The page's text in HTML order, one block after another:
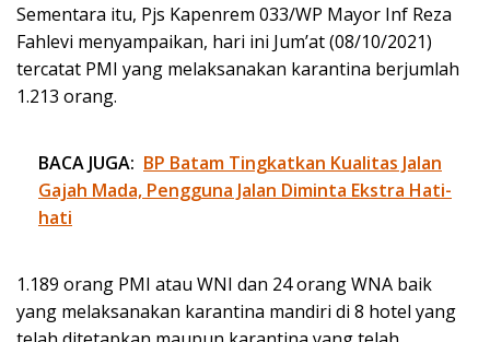
Sementara itu, Pjs Kapenrem 033/WP Mayor Inf Reza
Fahlevi menyampaikan, hari ini Jum’at (08/10/2021)
tercatat PMI yang melaksanakan karantina berjumlah
1.213 orang.
BACA JUGA: BP Batam Tingkatkan Kualitas Jalan
Gajah Mada, Pengguna Jalan Diminta Ekstra Hati-
hati
1.189 orang PMI atau WNI dan 24 orang WNA baik
yang melaksanakan karantina mandiri di 8 hotel yang